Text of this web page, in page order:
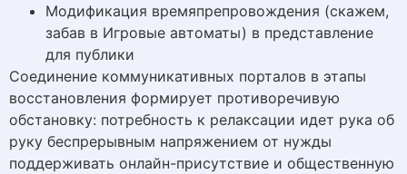
Модификация времяпрепровождения (скажем,
забав в Игровые автоматы) в представление
для публики
Соединение коммуникативных порталов в этапы
восстановления формирует противоречивую
обстановку: потребность к релаксации идет рука об
руку беспрерывным напряжением от нужды
поддерживать онлайн-присутствие и общественную